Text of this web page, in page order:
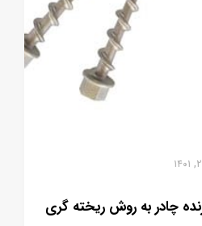
چادر به روش ریخته گری